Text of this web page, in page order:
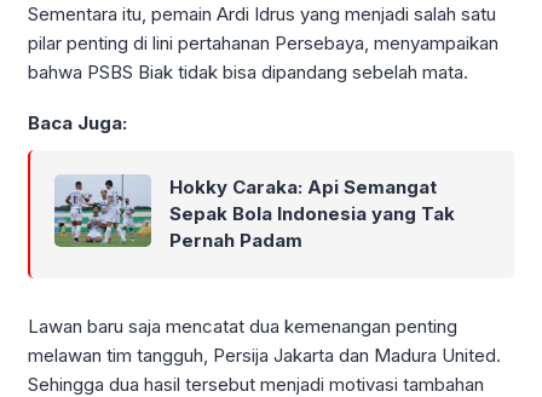
Sementara itu, pemain Ardi Idrus yang menjadi salah satu
pilar penting di lini pertahanan Persebaya, menyampaikan
bahwa PSBS Biak tidak bisa dipandang sebelah mata.
Baca Juga:
Hokky Caraka: Api Semangat
Sepak Bola Indonesia yang Tak
Pernah Padam
Lawan baru saja mencatat dua kemenangan penting
melawan tim tangguh, Persija Jakarta dan Madura United.
Sehingga dua hasil tersebut menjadi motivasi tambahan